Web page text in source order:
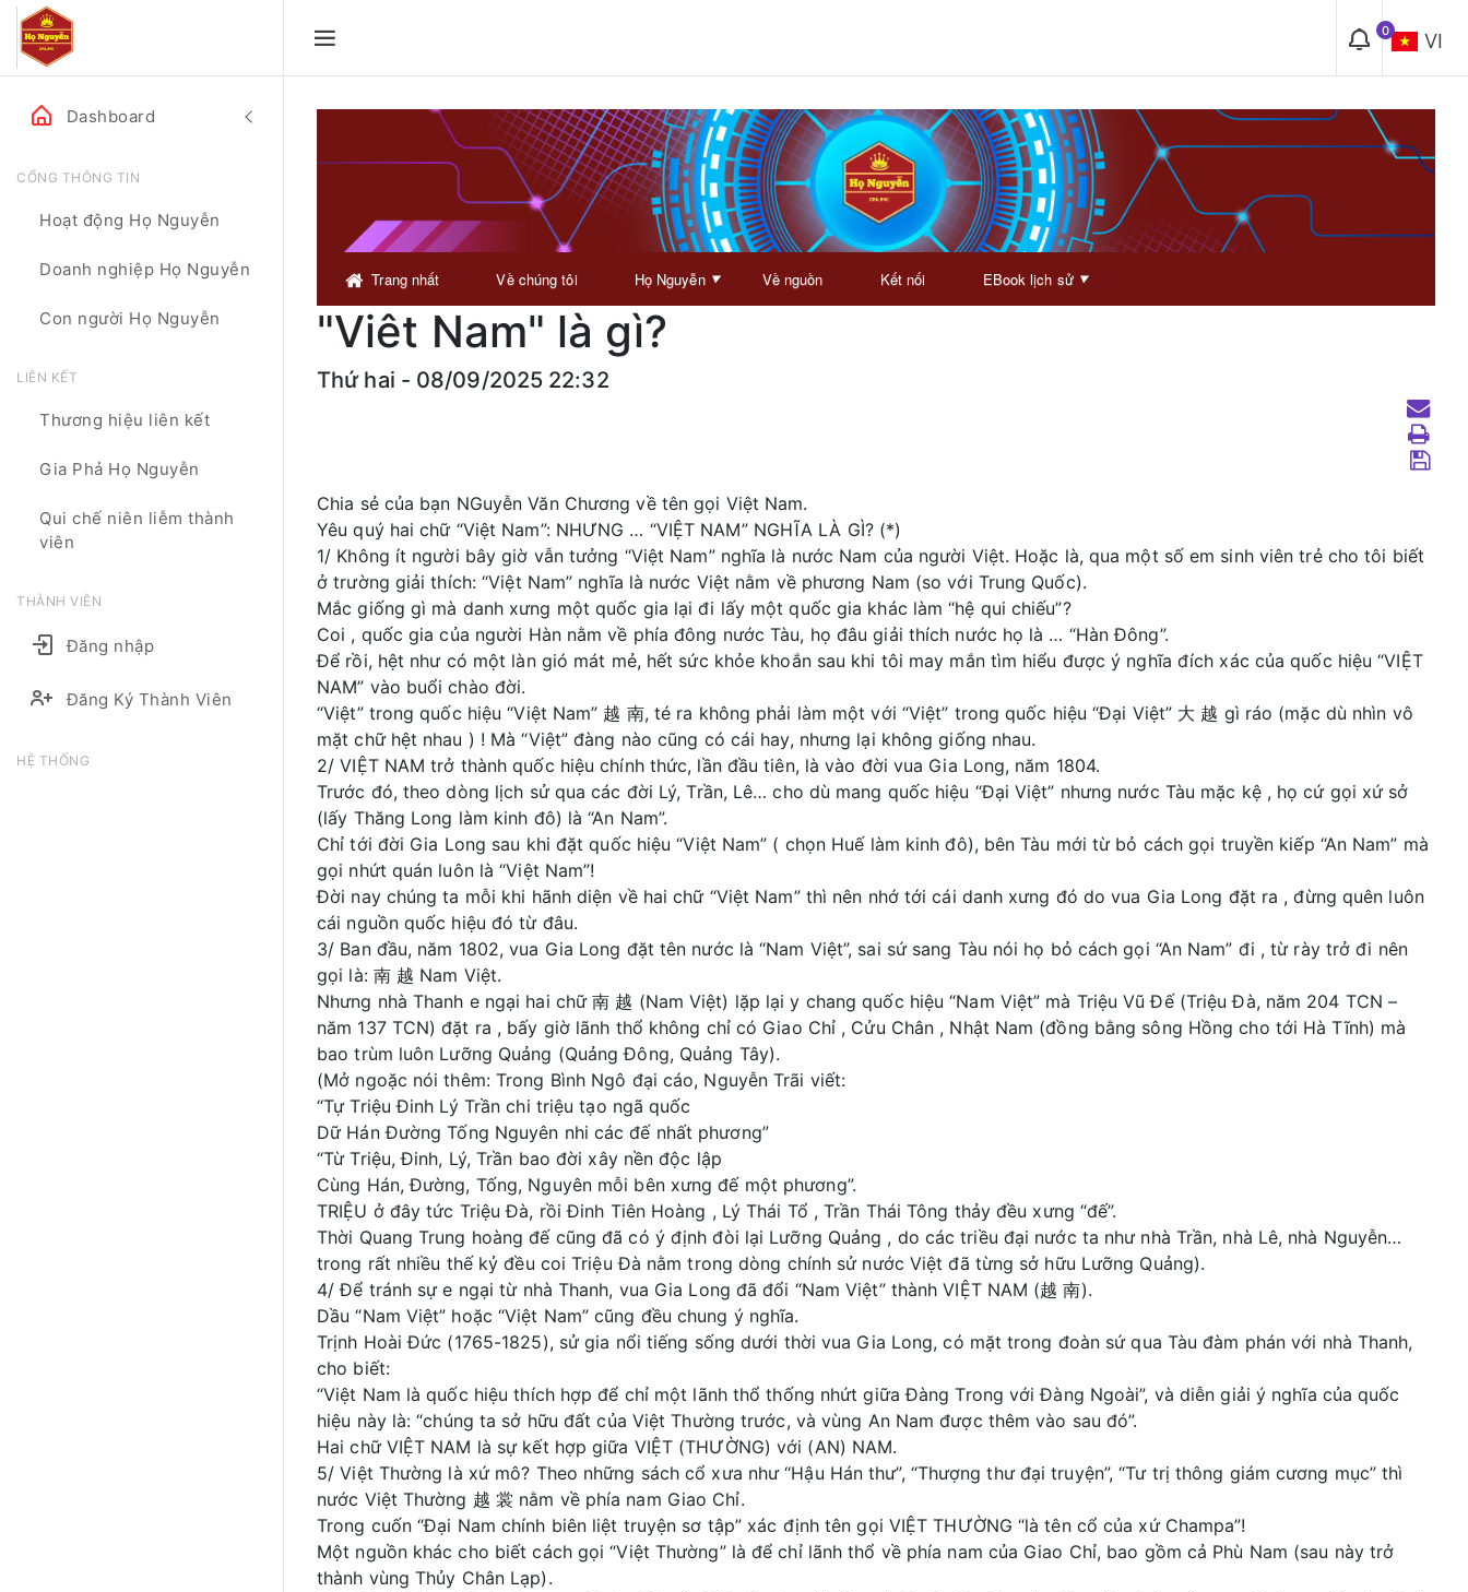
Dashboard
CỔNG THÔNG TIN
Hoạt động Họ Nguyễn
Doanh nghiệp Họ Nguyễn
Con người Họ Nguyễn
LIÊN KẾT
Thương hiệu liên kết
Gia Phả Họ Nguyễn
Qui chế niên liễm thành
viên
THÀNH VIÊN
Đăng nhập
Đăng Ký Thành Viên
HỆ THỐNG
0 VI
Trang nhất Về chúng tôi Họ Nguyễn ▼ Về nguồn Kết nối EBook lịch sử ▼
"Viêt Nam" là gì?
Thứ hai - 08/09/2025 22:32
Chia sẻ của bạn NGuyễn Văn Chương về tên gọi Việt Nam.
Yêu quý hai chữ “Việt Nam”: NHƯNG … “VIỆT NAM” NGHĨA LÀ GÌ? (*)
1/ Không ít người bây giờ vẫn tưởng “Việt Nam” nghĩa là nước Nam của người Việt. Hoặc là, qua một số em sinh viên trẻ cho tôi biết
ở trường giải thích: “Việt Nam” nghĩa là nước Việt nằm về phương Nam (so với Trung Quốc).
Mắc giống gì mà danh xưng một quốc gia lại đi lấy một quốc gia khác làm “hệ qui chiếu”?
Coi , quốc gia của người Hàn nằm về phía đông nước Tàu, họ đâu giải thích nước họ là … “Hàn Đông”.
Để rồi, hệt như có một làn gió mát mẻ, hết sức khỏe khoắn sau khi tôi may mắn tìm hiểu được ý nghĩa đích xác của quốc hiệu “VIỆT
NAM” vào buổi chào đời.
“Việt” trong quốc hiệu “Việt Nam” 越 南, té ra không phải làm một với “Việt” trong quốc hiệu “Đại Việt” 大 越 gì ráo (mặc dù nhìn vô
mặt chữ hệt nhau ) ! Mà “Việt” đàng nào cũng có cái hay, nhưng lại không giống nhau.
2/ VIỆT NAM trở thành quốc hiệu chính thức, lần đầu tiên, là vào đời vua Gia Long, năm 1804.
Trước đó, theo dòng lịch sử qua các đời Lý, Trần, Lê… cho dù mang quốc hiệu “Đại Việt” nhưng nước Tàu mặc kệ , họ cứ gọi xứ sở
(lấy Thăng Long làm kinh đô) là “An Nam”.
Chỉ tới đời Gia Long sau khi đặt quốc hiệu “Việt Nam” ( chọn Huế làm kinh đô), bên Tàu mới từ bỏ cách gọi truyền kiếp “An Nam” mà
gọi nhứt quán luôn là “Việt Nam”!
Đời nay chúng ta mỗi khi hãnh diện về hai chữ “Việt Nam” thì nên nhớ tới cái danh xưng đó do vua Gia Long đặt ra , đừng quên luôn
cái nguồn quốc hiệu đó từ đâu.
3/ Ban đầu, năm 1802, vua Gia Long đặt tên nước là “Nam Việt”, sai sứ sang Tàu nói họ bỏ cách gọi “An Nam” đi , từ rày trở đi nên
gọi là: 南 越 Nam Việt.
Nhưng nhà Thanh e ngại hai chữ 南 越 (Nam Việt) lặp lại y chang quốc hiệu “Nam Việt” mà Triệu Vũ Đế (Triệu Đà, năm 204 TCN –
năm 137 TCN) đặt ra , bấy giờ lãnh thổ không chỉ có Giao Chỉ , Cửu Chân , Nhật Nam (đồng bằng sông Hồng cho tới Hà Tĩnh) mà
bao trùm luôn Lưỡng Quảng (Quảng Đông, Quảng Tây).
(Mở ngoặc nói thêm: Trong Bình Ngô đại cáo, Nguyễn Trãi viết:
“Tự Triệu Đinh Lý Trần chi triệu tạo ngã quốc
Dữ Hán Đường Tống Nguyên nhi các đế nhất phương”
“Từ Triệu, Đinh, Lý, Trần bao đời xây nền độc lập
Cùng Hán, Đường, Tống, Nguyên mỗi bên xưng đế một phương”.
TRIỆU ở đây tức Triệu Đà, rồi Đinh Tiên Hoàng , Lý Thái Tổ , Trần Thái Tông thảy đều xưng “đế”.
Thời Quang Trung hoàng đế cũng đã có ý định đòi lại Lưỡng Quảng , do các triều đại nước ta như nhà Trần, nhà Lê, nhà Nguyễn…
trong rất nhiều thế kỷ đều coi Triệu Đà nằm trong dòng chính sử nước Việt đã từng sở hữu Lưỡng Quảng).
4/ Để tránh sự e ngại từ nhà Thanh, vua Gia Long đã đổi “Nam Việt” thành VIỆT NAM (越 南).
Dầu “Nam Việt” hoặc “Việt Nam” cũng đều chung ý nghĩa.
Trịnh Hoài Đức (1765-1825), sử gia nổi tiếng sống dưới thời vua Gia Long, có mặt trong đoàn sứ qua Tàu đàm phán với nhà Thanh,
cho biết:
“Việt Nam là quốc hiệu thích hợp để chỉ một lãnh thổ thống nhứt giữa Đàng Trong với Đàng Ngoài”, và diễn giải ý nghĩa của quốc
hiệu này là: “chúng ta sở hữu đất của Việt Thường trước, và vùng An Nam được thêm vào sau đó”.
Hai chữ VIỆT NAM là sự kết hợp giữa VIỆT (THƯỜNG) với (AN) NAM.
5/ Việt Thường là xứ mô? Theo những sách cổ xưa như “Hậu Hán thư”, “Thượng thư đại truyện”, “Tư trị thông giám cương mục” thì
nước Việt Thường 越 裳 nằm về phía nam Giao Chỉ.
Trong cuốn “Đại Nam chính biên liệt truyện sơ tập” xác định tên gọi VIỆT THƯỜNG “là tên cổ của xứ Champa”!
Một nguồn khác cho biết cách gọi “Việt Thường” là để chỉ lãnh thổ về phía nam của Giao Chỉ, bao gồm cả Phù Nam (sau này trở
thành vùng Thủy Chân Lạp).